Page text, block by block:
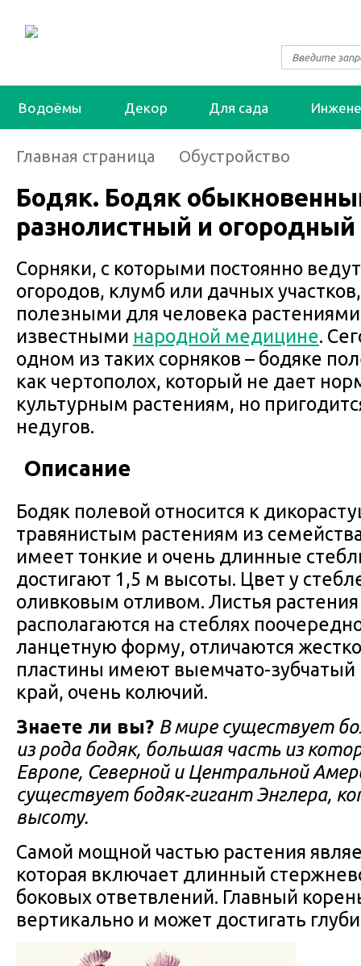
Водоёмы Декор Для сада
Главная страница Обустройство
Бодяк. Бодяк
разнолистный и огородный
Сорняки, с которыми постоянно
огородов, клумб или дачных
полезными для человека
известными народной медицине.
одном из таких сорняков – бодяке
как чертополох, который не дает
культурным растениям, но
недугов.
Описание
Бодяк полевой относится к
травянистым растениям из
имеет тонкие и очень длинные
достигают 1,5 м высоты. Цвет у
оливковым отливом. Листья
располагаются на стеблях
ланцетную форму, отличаются
пластины имеют выемчато-зубчатый
край, очень колючий.
Знаете ли вы? В мире существует
из рода бодяк, большая часть из
Европе, Северной и Центральной
существует бодяк-гигант Энглера,
высоту.
Самой мощной частью растения
которая включает длинный
боковых ответвлений. Главный
вертикально и может достигать